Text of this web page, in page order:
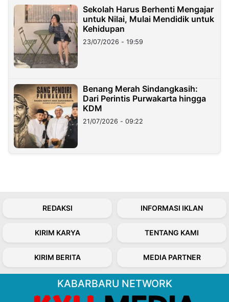
Sekolah Harus Berhenti Mengajar
untuk Nilai, Mulai Mendidik untuk
Kehidupan
23/07/2026 - 19:59
Benang Merah Sindangkasih:
Dari Perintis Purwakarta hingga
KDM
21/07/2026 - 09:22
REDAKSI INFORMASI IKLAN
KIRIM KARYA TENTANG KAMI
KIRIM BERITA MEDIA PARTNER
KABARBARU NETWORK